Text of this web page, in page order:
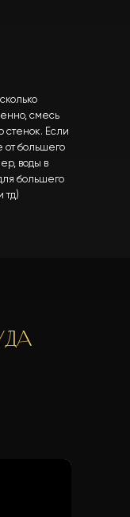
смесь
стенок. Если
от большего
воды в
большего
тд)